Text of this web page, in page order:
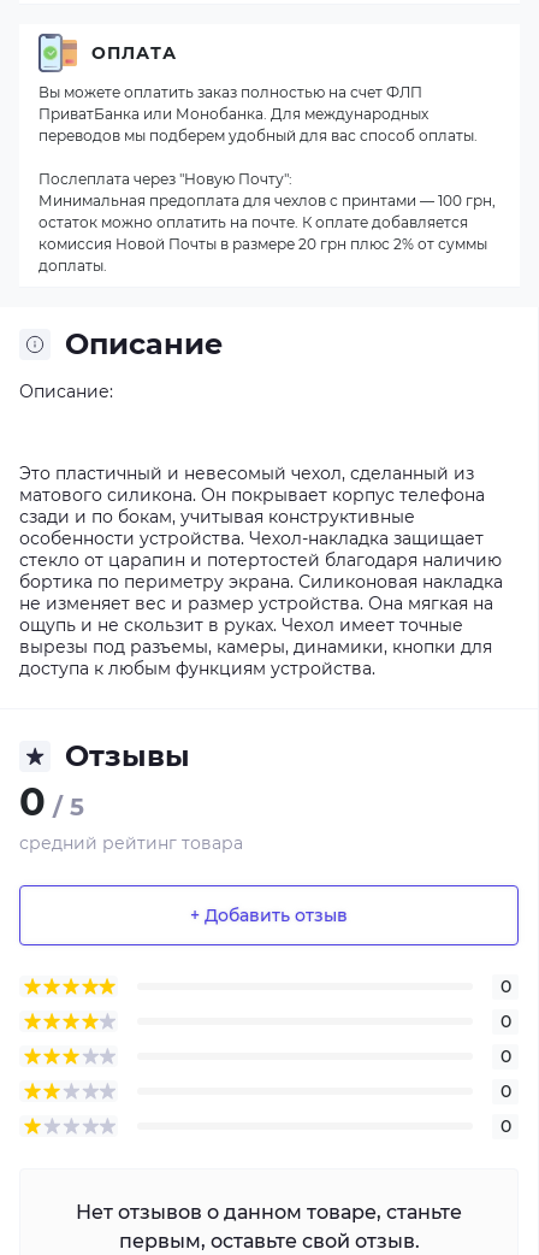
Описание
Описание:
Это пластичный и невесомый чехол, сделанный из
матового силикона. Он покрывает корпус телефона
сзади и по бокам, учитывая конструктивные
особенности устройства. Чехол-накладка защищает
стекло от царапин и потертостей благодаря наличию
бортика по периметру экрана. Силиконовая накладка
не изменяет вес и размер устройства. Она мягкая на
ощупь и не скользит в руках. Чехол имеет точные
вырезы под разъемы, камеры, динамики, кнопки для
доступа к любым функциям устройства.
Отзывы
0 / 5
средний рейтинг товара
+ Добавить отзыв
0
0
0
0
0
Нет отзывов о данном товаре, станьте
первым, оставьте свой отзыв.
ОПЛАТА
Вы можете оплатить заказ полностью на счет ФЛП
ПриватБанка или Монобанка. Для международных
переводов мы подберем удобный для вас способ оплаты.
Послеплата через "Новую Почту":
Минимальная предоплата для чехлов с принтами — 100 грн,
остаток можно оплатить на почте. К оплате добавляется
комиссия Новой Почты в размере 20 грн плюс 2% от суммы
доплаты.